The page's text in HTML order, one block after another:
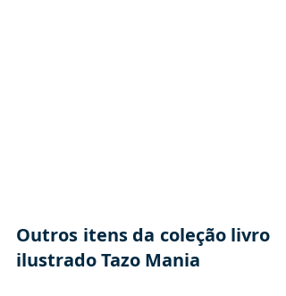
Outros itens da coleção livro
ilustrado Tazo Mania